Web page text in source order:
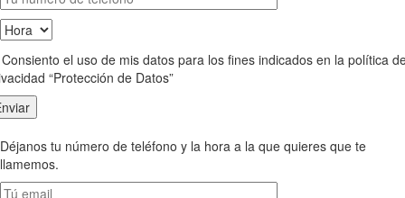
el uso de mis datos para los fines indicados en la política
“Protección de Datos”
Déjanos tu número de teléfono y la hora a la que quieres que te
llamemos.